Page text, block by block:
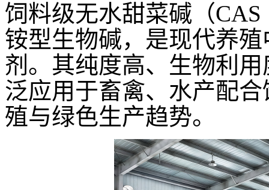
饲料级无水甜菜碱（
铵型生物碱，是现代养
剂。其纯度高、生物利
泛应用于畜禽、水产配
殖与绿色生产趋势。